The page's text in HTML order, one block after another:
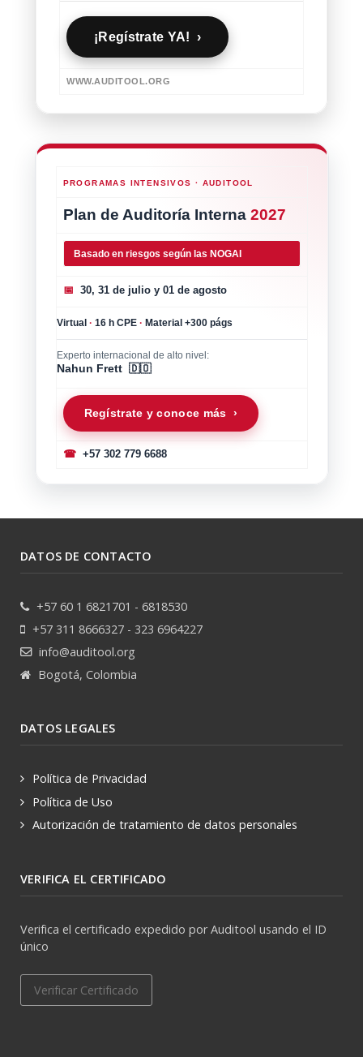
¡Regístrate YA! ›
WWW.AUDITOOL.ORG
PROGRAMAS INTENSIVOS · AUDITOOL
Plan de Auditoría Interna 2027
Basado en riesgos según las NOGAI
📅 30, 31 de julio y 01 de agosto
Virtual · 16 h CPE · Material +300 págs
Experto internacional de alto nivel:
Nahun Frett 🇩🇴
Regístrate y conoce más ›
☎+57 302 779 6688
DATOS DE CONTACTO
+57 60 1 6821701 - 6818530
+57 311 8666327 - 323 6964227
info@auditool.org
Bogotá, Colombia
DATOS LEGALES
Política de Privacidad
Política de Uso
Autorización de tratamiento de datos personales
VERIFICA EL CERTIFICADO
Verifica el certificado expedido por Auditool usando el ID
único
Verificar Certificado